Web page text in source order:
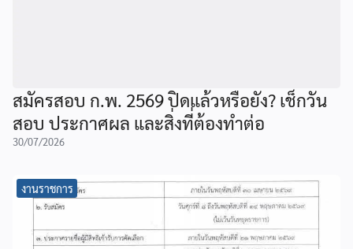
สมัครสอบ ก.พ. 2569 ปิดแล้วหรือยัง? เช็กวัน
สอบ ประกาศผล และสิ่งที่ต้องทำต่อ
30/07/2026
งานราชการ